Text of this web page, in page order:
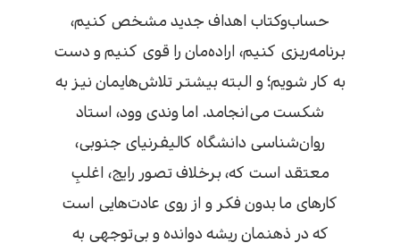
حساب‌وکتاب اهداف جدید مشخص کنیم،
برنامه‌ریزی کنیم، اراده‌مان را قوی کنیم و دست
به کار شویم؛ و البته بیشتر تلاش‌هایمان نیز به
شکست می‌انجامد. اما وندی وود، استاد
روان‌شناسی دانشگاه کالیفرنیای جنوبی،
معتقد است که، برخلاف تصور رایج، اغلبِ
کارهای ما بدون فکر و از روی عادت‌هایی است
که در ذهنمان ریشه دوانده و بی‌توجهی به